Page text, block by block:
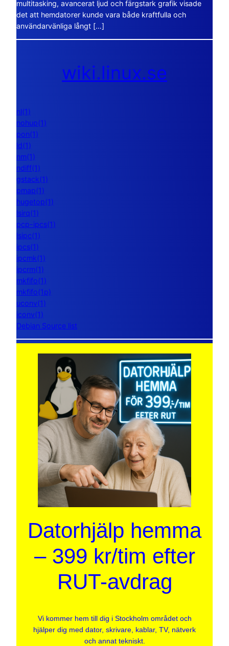
multitasking, avancerat ljud och färgstark grafik visade
det att hemdatorer kunde vara både kraftfulla och
användarvänliga långt […]
wiki.linux.se
nl(1)
nohup(1)
pon(1)
ld(1)
nm(1)
ndiff(1)
gstack(1)
pmap(1)
hugetop(1)
lsirq(1)
pcp-ipcs(1)
lsipc(1)
ipcs(1)
ipcmk(1)
ipcrm(1)
mkfifo(1)
mkfifo(1p)
uconv(1)
iconv(1)
Debian Source list
Datorhjälp hemma
– 399 kr/tim efter
RUT-avdrag
Vi kommer hem till dig i Stockholm området och
hjälper dig med dator, skrivare, kablar, TV, nätverk
och annat tekniskt.